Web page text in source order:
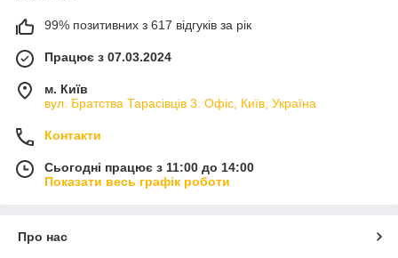
99% позитивних з 617 відгуків за рік
Працює з 07.03.2024
м. Київ
вул. Братства Тарасівців 3. Офіс, Київ, Україна
Контакти
Сьогодні працює з 11:00 до 14:00
Показати весь графік роботи
Про нас